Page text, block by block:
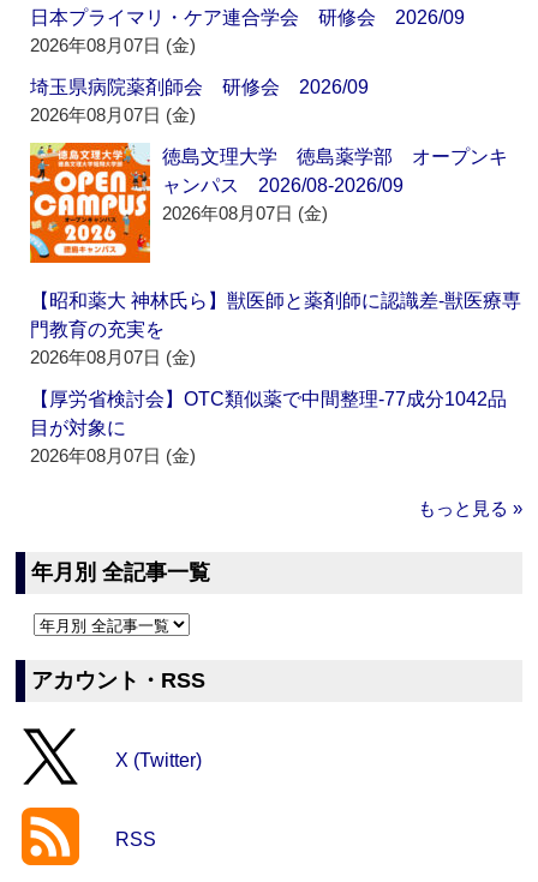
日本プライマリ・ケア連合学会 研修会 2026/09
2026年08月07日 (金)
埼玉県病院薬剤師会 研修会 2026/09
2026年08月07日 (金)
徳島文理大学 徳島薬学部 オープンキ
ャンパス 2026/08-2026/09
2026年08月07日 (金)
【昭和薬大 神林氏ら】獣医師と薬剤師に認識差‐獣医療専
門教育の充実を
2026年08月07日 (金)
【厚労省検討会】OTC類似薬で中間整理‐77成分1042品
目が対象に
2026年08月07日 (金)
もっと見る »
年月別 全記事一覧
アカウント・RSS
X (Twitter)
RSS